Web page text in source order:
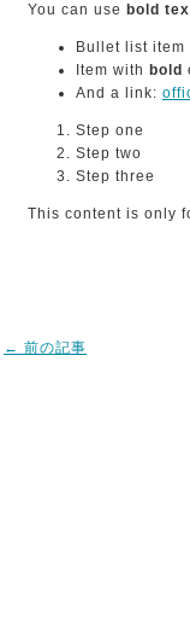
You can use bold
Bullet list item
Item with bold
And a link:
Step one
Step two
Step three
This content is only
← 前の記事